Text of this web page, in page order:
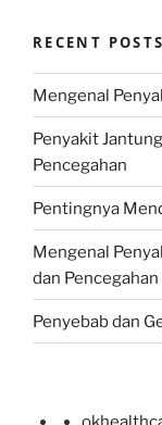
RECENT POSTS
Mengenal
Penyakit
Pencegahan
Pentingnya
Mengenal
dan Pencegahan
Penyebab dan